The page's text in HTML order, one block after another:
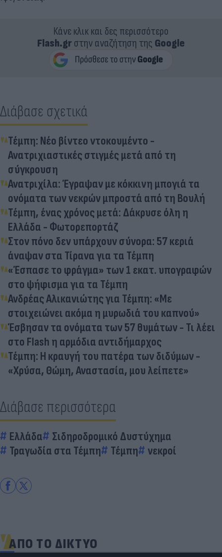
Κάνε κλικ και δες περισσότερο
Flash.grστην αναζήτηση της Google
Διάβασε σχετικά
Τέμπη: Νέο βίντεο ντοκουμέντο -
Ανατριχιαστικές στιγμές μετά από τη
σύγκρουση
Ανατριχίλα: Έγραψαν με κόκκινη μπογιά τα
ονόματα των νεκρών μπροστά από τη Βουλή
Τέμπη, ένας χρόνος μετά: Δάκρυσε όλη η
Ελλάδα - Φωτορεπορτάζ
Στον πόνο δεν υπάρχουν σύνορα: 57 κεριά
άναψαν στα Τίρανα για τα Τέμπη
«Έσπασε το φράγμα» των 1 εκατ. υπογραφών
στο ψήφισμα για τα Τέμπη
Ανδρέας Αλικανιώτης για Τέμπη: «Με
στοιχειώνει ακόμα η μυρωδιά του καπνού»
Έσβησαν τα ονόματα των 57 θυμάτων - Τι λέει
στο Flash η αρμόδια αντιδήμαρχος
Τέμπη: Η κραυγή του πατέρα των διδύμων -
«Χρύσα, Θώμη, Αναστασία, μου λείπετε»
Διάβασε περισσότερα
Ελλάδα
Σιδηροδρομικό Δυστύχημα
Τραγωδία στα Τέμπη
Τέμπη νεκροί
ΑΠΟ ΤΟ ΔΙΚΤΥΟ